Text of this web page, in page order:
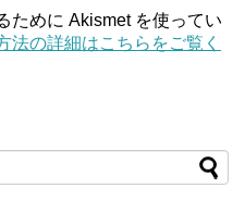
ために Akismet を使ってい
法の詳細はこちらをご覧く